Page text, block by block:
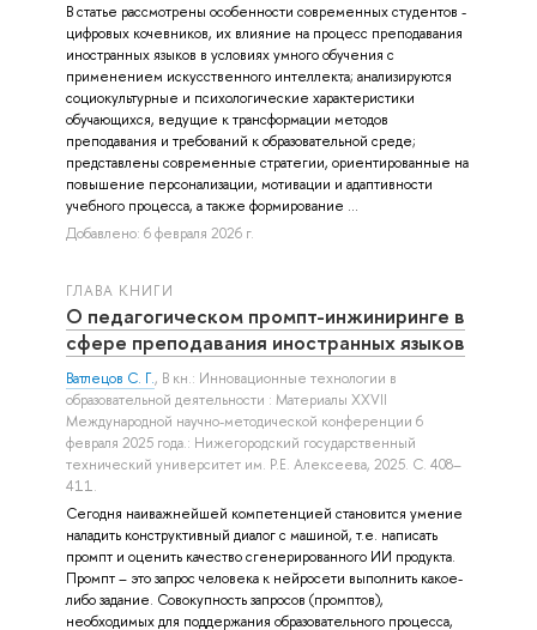
В статье рассмотрены особенности современных студентов -
цифровых кочевников, их влияние на процесс преподавания
иностранных языков в условиях умного обучения с
применением искусственного интеллекта; анализируются
социокультурные и психологические характеристики
обучающихся, ведущие к трансформации методов
преподавания и требований к образовательной среде;
представлены современные стратегии, ориентированные на
повышение персонализации, мотивации и адаптивности
учебного процесса, а также формирование ...
Добавлено: 6 февраля 2026 г.
ГЛАВА КНИГИ
О педагогическом промпт-инжиниринге в
сфере преподавания иностранных языков
Ватлецов С. Г., В кн.: Инновационные технологии в
образовательной деятельности : Материалы XXVII
Международной научно-методической конференции 6
февраля 2025 года.: Нижегородский государственный
технический университет им. Р.Е. Алексеева, 2025. С. 408–
411.
Сегодня наиважнейшей компетенцией становится умение
наладить конструктивный диалог с машиной, т.е. написать
промпт и оценить качество сгенерированного ИИ продукта.
Промпт – это запрос человека к нейросети выполнить какое-
либо задание. Совокупность запросов (промптов),
необходимых для поддержания образовательного процесса,